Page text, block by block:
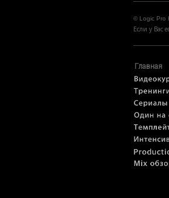
Главная
© Logic Pro
Если у Вас